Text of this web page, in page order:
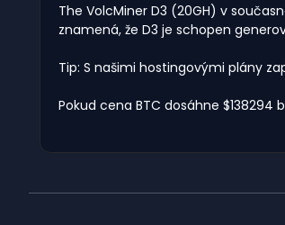
The VolcMiner D3 (20GH) v
znamená, že D3 je schopen
Tip: S našimi hostingovými plány
Pokud cena BTC dosáhne $138294